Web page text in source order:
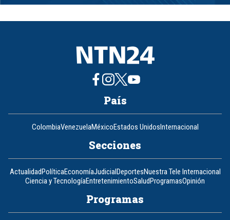
8
País
ColombiaVenezuelaMéxicoEstados UnidosInternacional
Secciones
ActualidadPolíticaEconomíaJudicialDeportesNuestra Tele Internacional
Ciencia y TecnologíaEntretenimientoSaludProgramasOpinión
Programas